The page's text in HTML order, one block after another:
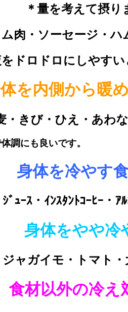
＊量を考えて摂り
肉・ソーセージ・
ドロドロにしやすい
を内側から暖
・きび・ひえ・あわ
調にも良いです。
身体を冷やす
ｭｰｽ・ｲﾝｽﾀﾝﾄｺｰﾋｰ・
身体をやや冷
ャガイモ・トマト
食材以外の冷え